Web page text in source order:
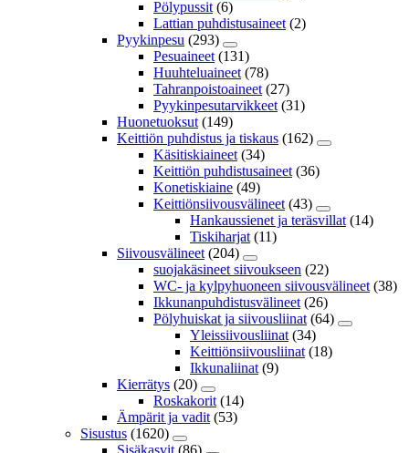
Pölypussit (6)
Lattian puhdistusaineet (2)
Pyykinpesu (293)
Pesuaineet (131)
Huuhteluaineet (78)
Tahranpoistoaineet (27)
Pyykinpesutarvikkeet (31)
Huonetuoksut (149)
Keittiön puhdistus ja tiskaus (162)
Käsitiskiaineet (34)
Keittiön puhdistusaineet (36)
Konetiskiaine (49)
Keittiönsiivousvälineet (43)
Hankaussienet ja teräsvillat (14)
Tiskiharjat (11)
Siivousvälineet (204)
suojakäsineet siivoukseen (22)
WC- ja kylpyhuoneen siivousvälineet (38)
Ikkunanpuhdistusvälineet (26)
Pölyhuiskat ja siivousliinat (64)
Yleissiivousliinat (34)
Keittiönsiivousliinat (18)
Ikkunaliinat (9)
Kierrätys (20)
Roskakorit (14)
Ämpärit ja vadit (53)
Sisustus (1620)